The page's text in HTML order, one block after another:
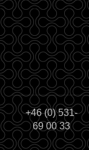
+46 (0) 531-
69 00 33